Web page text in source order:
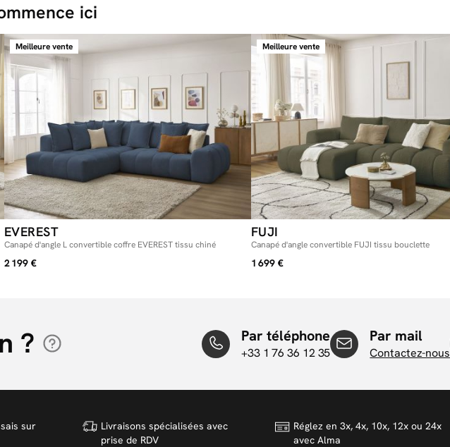
ici
Meilleure vente
EVEREST
Canapé d'angle L convertible coffre EVEREST tissu chiné
2 199 €
Meilleure vente
FUJI
Canapé d'angle convertible FUJI tissu bouclette
1 699 €
? Par téléphone
+33 1 76 36 12 35
Par mail
Contactez-nous
sur
Livraisons spécialisées avec
prise de RDV
Réglez en 3x, 4x, 10x, 12x ou 24x
avec Alma